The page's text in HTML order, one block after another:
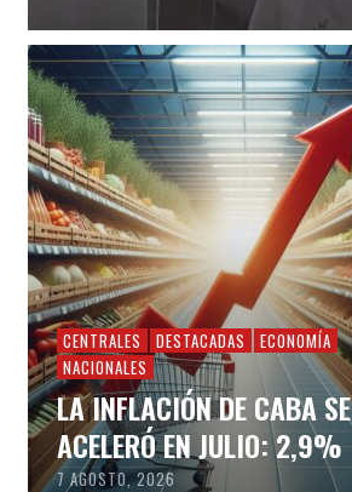
CENTRALES DESTACADAS
ECONOMÍA
NACIONALES
LA INFLACIÓN DE CABA SE
ACELERÓ EN JULIO: 2,9%
7 AGOSTO, 2026